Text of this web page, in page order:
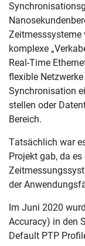
Skip navigation
Skip to navigation
Skip to the bottom
Zeitmesssysteme
komplexe
Real-Time
flexible
Synchronisation
stellen oder
Bereich.
Tatsächlich war
Projekt gab, da
der
Im Juni 2020
Accuracy) in den
Default PTP